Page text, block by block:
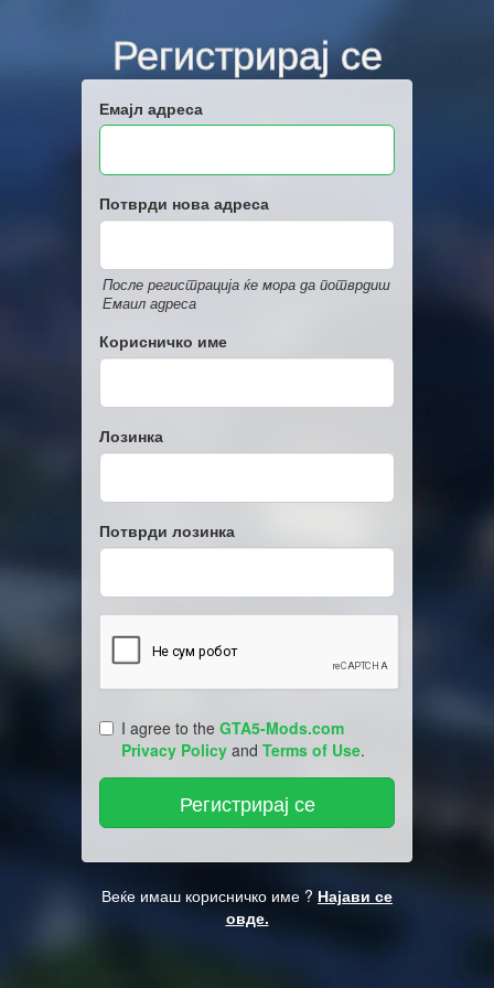
Регистрирај се
Емајл адреса
Потврди нова адреса
После регистрација ќе мора да потврдиш
Емаил адреса
Корисничко име
Лозинка
Потврди лозинка
I agree to the GTA5-Mods.com
Privacy Policy and Terms of Use.
Веќе имаш корисничко име ? Најави се
овде.